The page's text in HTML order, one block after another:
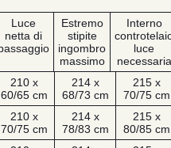
Luce
netta di
Estremo
stipite
ingombro
massimo
Interno
luce
necessaria
210 x
60/65 cm
214 x
68/73 cm
215 x
70/75 cm
210 x
70/75 cm
214 x
78/83 cm
215 x
80/85 cm